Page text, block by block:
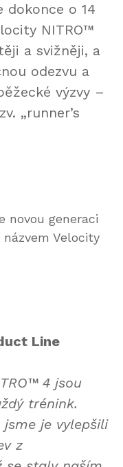
dokonce o 14
NITRO™
a svižněji, a
odezvu a
výzvy –
„runner’s
Line
4 jsou
trénink.
je vylepšili
z